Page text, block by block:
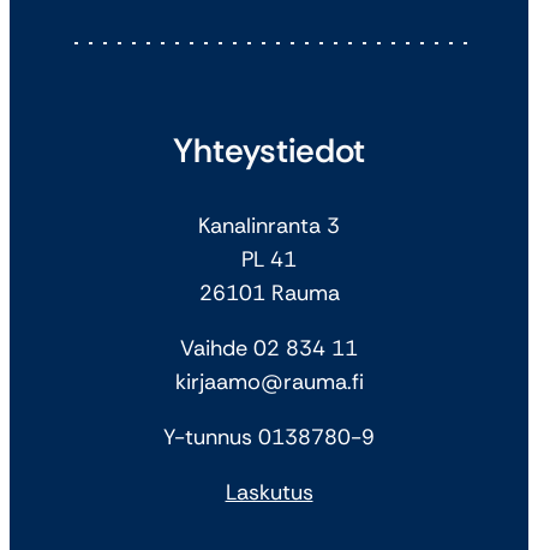
Yhteystiedot
Kanalinranta 3
PL 41
26101 Rauma
Vaihde 02 834 11
kirjaamo@rauma.fi
Y-tunnus 0138780-9
Laskutus